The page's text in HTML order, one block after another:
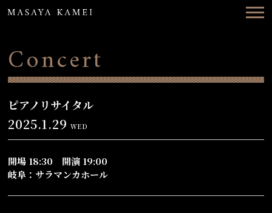
Concerts
Concert
ピアノリサイタル
2025.1.29 WED
開場 18:30 開演 19:00
岐阜：サラマンカホール